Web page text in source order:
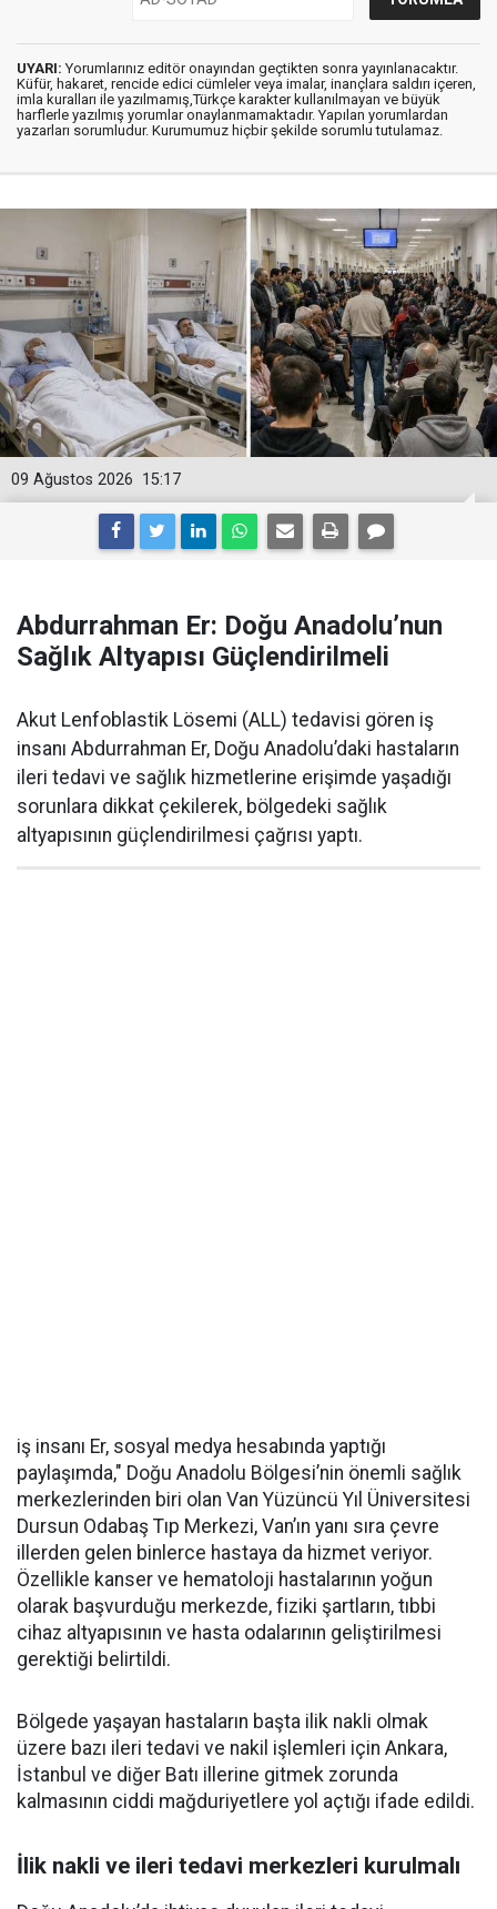
UYARI: Yorumlarınız editör onayından geçtikten sonra yayınlanacaktır.
Küfür, hakaret, rencide edici cümleler veya imalar, inançlara saldırı içeren,
imla kuralları ile yazılmamış,Türkçe karakter kullanılmayan ve büyük
harflerle yazılmış yorumlar onaylanmamaktadır. Yapılan yorumlardan
yazarları sorumludur. Kurumumuz hiçbir şekilde sorumlu tutulamaz.
15:17
09 Ağustos 2026
Abdurrahman Er: Doğu Anadolu’nun
Sağlık Altyapısı Güçlendirilmeli
Akut Lenfoblastik Lösemi (ALL) tedavisi gören iş
insanı Abdurrahman Er, Doğu Anadolu’daki hastaların
ileri tedavi ve sağlık hizmetlerine erişimde yaşadığı
sorunlara dikkat çekilerek, bölgedeki sağlık
altyapısının güçlendirilmesi çağrısı yaptı.
iş insanı Er, sosyal medya hesabında yaptığı
paylaşımda," Doğu Anadolu Bölgesi’nin önemli sağlık
merkezlerinden biri olan Van Yüzüncü Yıl Üniversitesi
Dursun Odabaş Tıp Merkezi, Van’ın yanı sıra çevre
illerden gelen binlerce hastaya da hizmet veriyor.
Özellikle kanser ve hematoloji hastalarının yoğun
olarak başvurduğu merkezde, fiziki şartların, tıbbi
cihaz altyapısının ve hasta odalarının geliştirilmesi
gerektiği belirtildi.
Bölgede yaşayan hastaların başta ilik nakli olmak
üzere bazı ileri tedavi ve nakil işlemleri için Ankara,
İstanbul ve diğer Batı illerine gitmek zorunda
kalmasının ciddi mağduriyetlere yol açtığı ifade edildi.
İlik nakli ve ileri tedavi merkezleri kurulmalı